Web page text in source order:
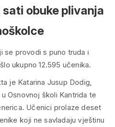
obuke plivanja
se provodi s puno truda i
ukupno 12.595 učenika.
je Katarina Jusup Dodig,
Osnovnoj školi Kantrida te
Učenici prolaze deset
koji ne savladaju vještinu